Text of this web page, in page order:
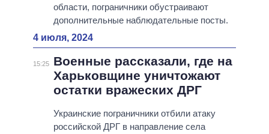
области, пограничники обустраивают
дополнительные наблюдательные посты.
4 июля, 2024
15:25
Военные рассказали, где на
Харьковщине уничтожают
остатки вражеских ДРГ
Украинские пограничники отбили атаку
российской ДРГ в направление села